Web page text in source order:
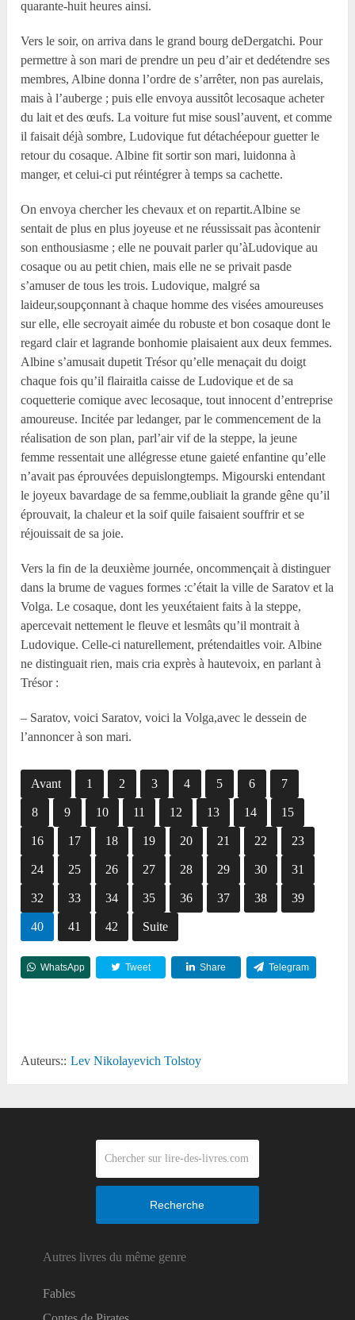
quarante-huit heures ainsi.
Vers le soir, on arriva dans le grand bourg deDergatchi. Pour
permettre à son mari de prendre un peu d’air et dedétendre ses
membres, Albine donna l’ordre de s’arrêter, non pas aurelais,
mais à l’auberge ; puis elle envoya aussitôt lecosaque acheter
du lait et des œufs. La voiture fut mise sousl’auvent, et comme
il faisait déjà sombre, Ludovique fut détachéepour guetter le
retour du cosaque. Albine fit sortir son mari, luidonna à
manger, et celui-ci put réintégrer à temps sa cachette.
On envoya chercher les chevaux et on repartit.Albine se
sentait de plus en plus joyeuse et ne réussissait pas àcontenir
son enthousiasme ; elle ne pouvait parler qu’àLudovique au
cosaque ou au petit chien, mais elle ne se privait pasde
s’amuser de tous les trois. Ludovique, malgré sa
laideur,soupçonnant à chaque homme des visées amoureuses
sur elle, elle secroyait aimée du robuste et bon cosaque dont le
regard clair et lagrande bonhomie plaisaient aux deux femmes.
Albine s’amusait dupetit Trésor qu’elle menaçait du doigt
chaque fois qu’il flairaitla caisse de Ludovique et de sa
coquetterie comique avec lecosaque, tout innocent d’entreprise
amoureuse. Incitée par ledanger, par le commencement de la
réalisation de son plan, parl’air vif de la steppe, la jeune
femme ressentait une allégresse etune gaieté enfantine qu’elle
n’avait pas éprouvées depuislongtemps. Migourski entendant
le joyeux bavardage de sa femme,oubliait la grande gêne qu’il
éprouvait, la chaleur et la soif quile faisaient souffrir et se
réjouissait de sa joie.
Vers la fin de la deuxième journée, oncommençait à distinguer
dans la brume de vagues formes :c’était la ville de Saratov et la
Volga. Le cosaque, dont les yeuxétaient faits à la steppe,
apercevait nettement le fleuve et lesmâts qu’il montrait à
Ludovique. Celle-ci naturellement, prétendaitles voir. Albine
ne distinguait rien, mais cria exprès à hautevoix, en parlant à
Trésor :
– Saratov, voici Saratov, voici la Volga,avec le dessein de
l’annoncer à son mari.
Avant 1 2 3 4 5 6 7
8 9 10 11 12 13 14 15
16 17 18 19 20 21 22 23
24 25 26 27 28 29 30 31
32 33 34 35 36 37 38 39
40 41 42 Suite
WhatsApp Tweet Share Telegram
Auteurs:: Lev Nikolayevich Tolstoy
Recherche
Autres livres du même genre
Fables